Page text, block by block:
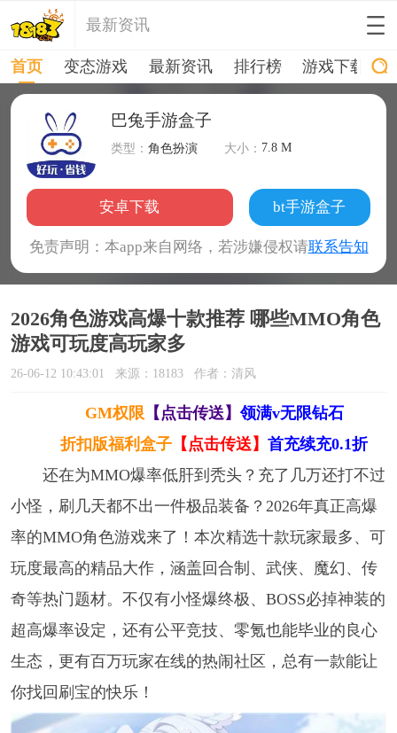
最新资讯
首页 变态游戏 最新资讯 排行榜 游戏下载
巴兔手游盒子
类型：角色扮演 大小： 7.8 M
安卓下载 bt手游盒子
免责声明：本app来自网络，若涉嫌侵权请联系告知
2026角色游戏高爆十款推荐 哪些MMO角色
游戏可玩度高玩家多
26-06-12 10:43:01 来源：18183 作者：清风
GM权限 【点击传送】 领满v无限钻石
折扣版福利盒子 【点击传送】首充续充0.1折
还在为MMO爆率低肝到秃头？充了几万还打不过
小怪，刷几天都不出一件极品装备？2026年真正高爆
率的MMO角色游戏来了！本次精选十款玩家最多、可
玩度最高的精品大作，涵盖回合制、武侠、魔幻、传
奇等热门题材。不仅有小怪爆终极、BOSS必掉神装的
超高爆率设定，还有公平竞技、零氪也能毕业的良心
生态，更有百万玩家在线的热闹社区，总有一款能让
你找回刷宝的快乐！